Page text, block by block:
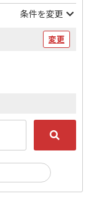
条件を変更
変更